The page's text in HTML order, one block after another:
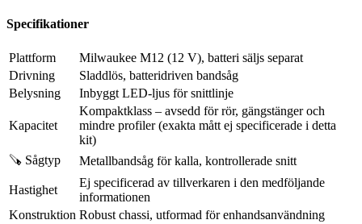
Specifikationer
Plattform
Milwaukee M12 (12 V), batteri säljs separat
Drivning
Sladdlös, batteridriven bandsåg
Belysning
Inbyggt LED-ljus för snittlinje
Kapacitet
Kompaktklass – avsedd för rör, gängstänger och
mindre profiler (exakta mått ej specificerade i detta
kit)
🪚 Sågtyp
Metallbandsåg för kalla, kontrollerade snitt
Hastighet
Ej specificerad av tillverkaren i den medföljande
informationen
Konstruktion Robust chassi, utformad för enhandsanvändning